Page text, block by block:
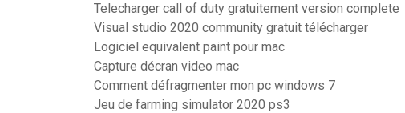
Telecharger call of duty gratuitement version complete
Visual studio 2020 community gratuit télécharger
Logiciel equivalent paint pour mac
Capture décran video mac
Comment défragmenter mon pc windows 7
Jeu de farming simulator 2020 ps3